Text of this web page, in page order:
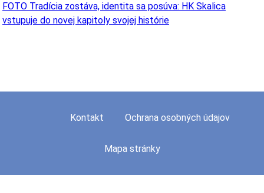
FOTO Tradícia zostáva, identita sa posúva: HK Skalica
vstupuje do novej kapitoly svojej histórie
Kontakt Ochrana osobných údajov
Mapa stránky